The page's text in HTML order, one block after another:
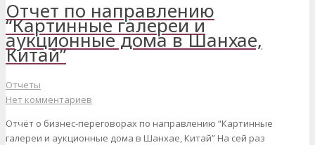
Отчет по направлению
“Картинные галереи и
аукционные дома в Шанхае,
Китай”
Отчеты
Нет комментариев
Отчёт о бизнес-переговорах по направлению “Картинные
галереи и аукционные дома в Шанхае, Китай” На сей раз